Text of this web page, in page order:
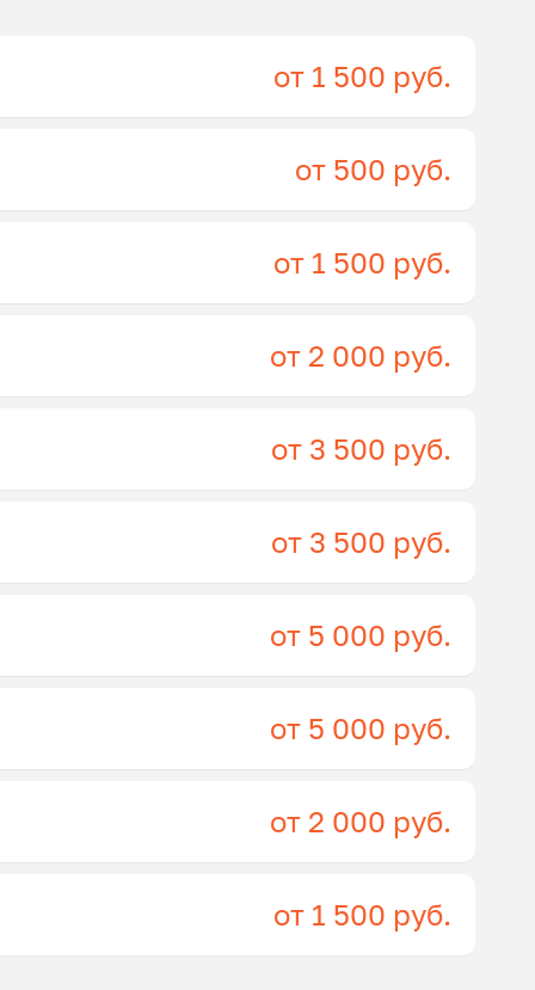
от 1 500 руб.
от 500 руб.
от 1 500 руб.
от 2 000 руб.
от 3 500 руб.
от 3 500 руб.
от 5 000 руб.
от 5 000 руб.
от 2 000 руб.
от 1 500 руб.